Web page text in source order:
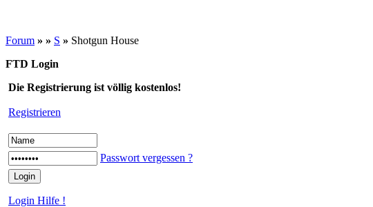
Forum » » S » Shotgun House
FTD Login
Die Registrierung ist völlig kostenlos!
Registrieren
Passwort vergessen ?
Login Hilfe !